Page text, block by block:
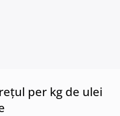
per kg de ulei